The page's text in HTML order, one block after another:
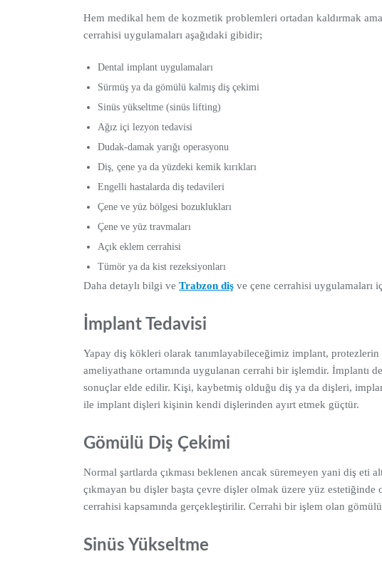
Hem medikal hem de kozmetik problemleri ortadan kaldırmak
cerrahisi uygulamaları aşağıdaki gibidir;
Dental implant uygulamaları
Sürmüş ya da gömülü kalmış diş çekimi
Sinüs yükseltme (sinüs lifting)
Ağız içi lezyon tedavisi
Dudak-damak yarığı operasyonu
Diş, çene ya da yüzdeki kemik kırıkları
Engelli hastalarda diş tedavileri
Çene ve yüz bölgesi bozuklukları
Çene ve yüz travmaları
Açık eklem cerrahisi
Tümör ya da kist rezeksiyonları
Daha detaylı bilgi ve Trabzon diş ve çene cerrahisi
İmplant Tedavisi
Yapay diş kökleri olarak tanımlayabileceğimiz implant,
ameliyathane ortamında uygulanan cerrahi bir işlemdir. İmplantı
sonuçlar elde edilir. Kişi, kaybetmiş olduğu diş ya da dişleri,
ile implant dişleri kişinin kendi dişlerinden ayırt etmek güçtür.
Gömülü Diş Çekimi
Normal şartlarda çıkması beklenen ancak süremeyen yani diş eti
çıkmayan bu dişler başta çevre dişler olmak üzere yüz
cerrahisi kapsamında gerçekleştirilir. Cerrahi bir işlem olan
Sinüs Yükseltme